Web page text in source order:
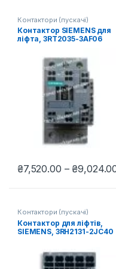
Контактори (пускачі)
Контактор SIEMENS для
ліфта, 3RT2035-3AF06
₴7,520.00 – ₴
Цей товар має кілька
Контактори (пускачі)
Контактор для ліфтів,
SIEMENS, 3RH2131-2JC40